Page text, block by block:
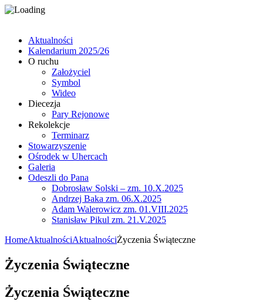
Aktualności
Kalendarium 2025/26
O ruchu
Założyciel
Symbol
Wideo
Diecezja
Pary Rejonowe
Rekolekcje
Terminarz
Stowarzyszenie
Ośrodek w Uhercach
Galeria
Odeszli do Pana
Dobrosław Solski – zm. 10.X.2025
Andrzej Baka zm. 06.X.2025
Adam Walerowicz zm. 01.VIII.2025
Stanisław Pikul zm. 21.V.2025
HomeAktualnościAktualnościŻyczenia Świąteczne
Życzenia Świąteczne
Życzenia Świąteczne